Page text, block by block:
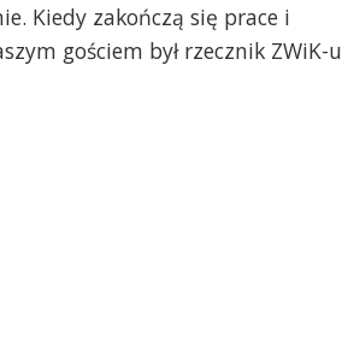
Kiedy zakończą się prace i
gościem był rzecznik ZWiK-u